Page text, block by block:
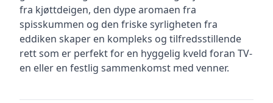
fra kjøttdeigen, den dype aromaen fra
spisskummen og den friske syrligheten fra
eddiken skaper en kompleks og tilfredsstillende
rett som er perfekt for en hyggelig kveld foran TV-
en eller en festlig sammenkomst med venner.